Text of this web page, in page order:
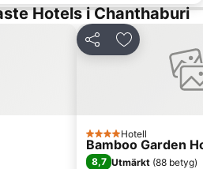
Hotels i Chanthaburi
Dela Lägg till i
4 Stjärnor
Hotell
Bamboo Garden
8,7 Utmärkt (88 betyg)